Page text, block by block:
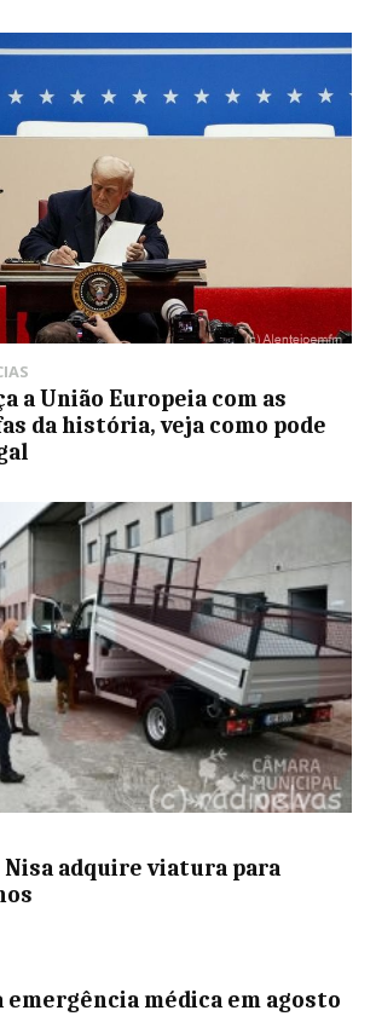
a União Europeia com as
da história, veja como pode
adquire viatura para
emergência médica em agosto